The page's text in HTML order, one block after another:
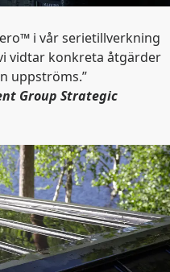
i vår serietillverkning
vidtar konkreta åtgärder
uppströms.”
Group Strategic